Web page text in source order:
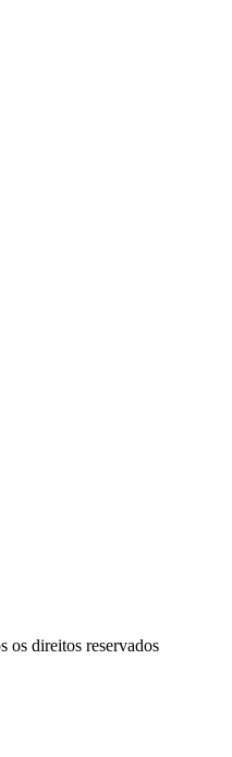
direitos reservados